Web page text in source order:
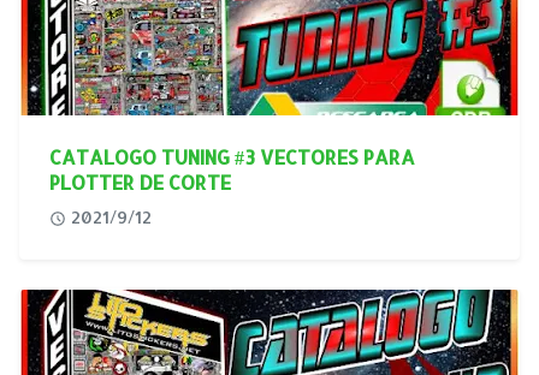
CATALOGO TUNING #3 VECTORES PARA
PLOTTER DE CORTE
2021/9/12